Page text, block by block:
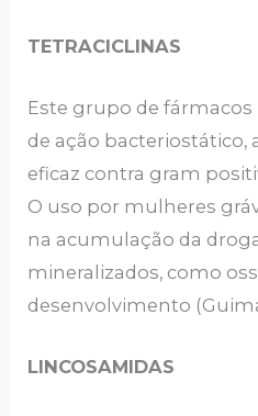
TETRACICLINAS
Este grupo de
de ação bacteriostático,
eficaz contra gram
O uso por mulheres
na acumulação da
mineralizados, como
desenvolvimento
LINCOSAMIDAS